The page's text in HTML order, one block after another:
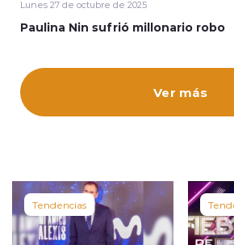
modo claro
Lunes 27 de octubre de 2025
Paulina Nin sufrió millonario robo
Ver más
Tendencias